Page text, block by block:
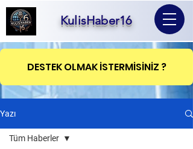
KulisHaber16
DESTEK OLMAK İSTERMİSİNİZ ?
Yazı
Tüm Haberler